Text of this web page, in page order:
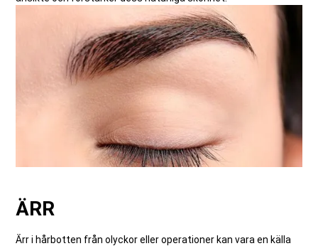
ÄRR
Ärr i hårbotten från olyckor eller operationer kan vara en källa